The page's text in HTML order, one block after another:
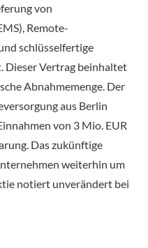
von
Remote-
schlüsselfertige
Dieser Vertrag beinhaltet
Abnahmemenge. Der
aus Berlin
von 3 Mio. EUR
Das zukünftige
weiterhin um
notiert unverändert bei